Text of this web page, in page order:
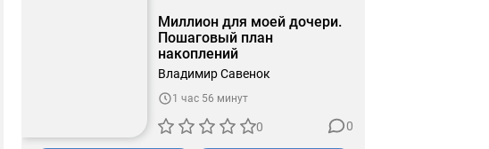
Миллион для моей дочери.
Пошаговый план
накоплений
Владимир Савенок
1 час 56 минут
0 0